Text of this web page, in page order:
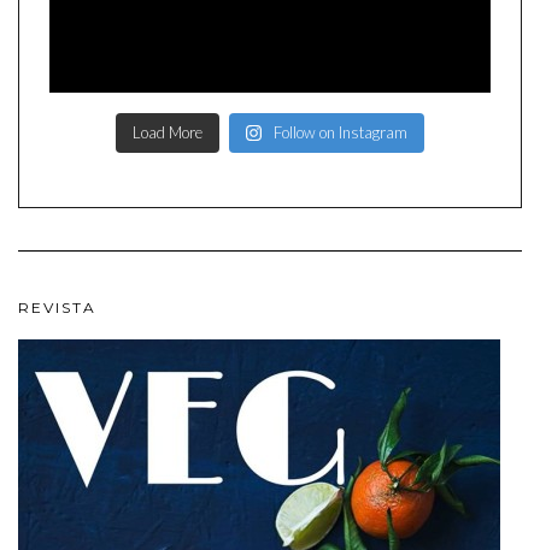
Load More Follow on Instagram
REVISTA